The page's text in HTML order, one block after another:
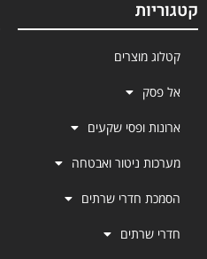
קטגוריות
קטלוג מוצרים
אל פסק
ארונות ופסי שקעים
מערכות ניטור ואבטחה
הסמכת חדרי שרתים
חדרי שרתים